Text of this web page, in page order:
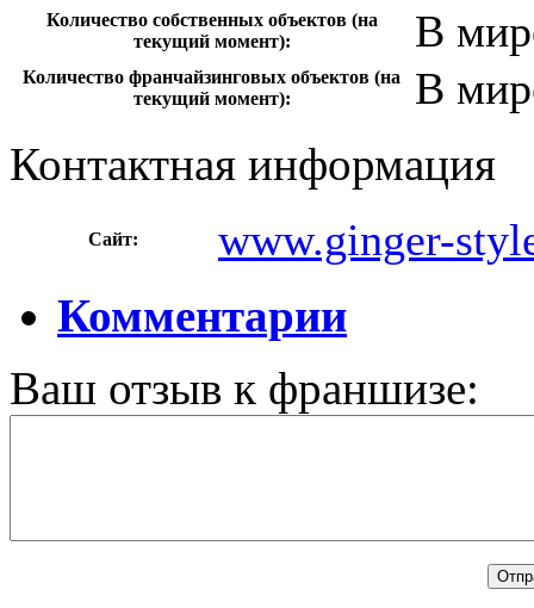
Количество собственных объектов (на
текущий момент):
В
Количество франчайзинговых объектов (на
текущий момент):
В
Контактная информация
Сайт: www.ginger-
Комментарии
Ваш отзыв к франшизе: